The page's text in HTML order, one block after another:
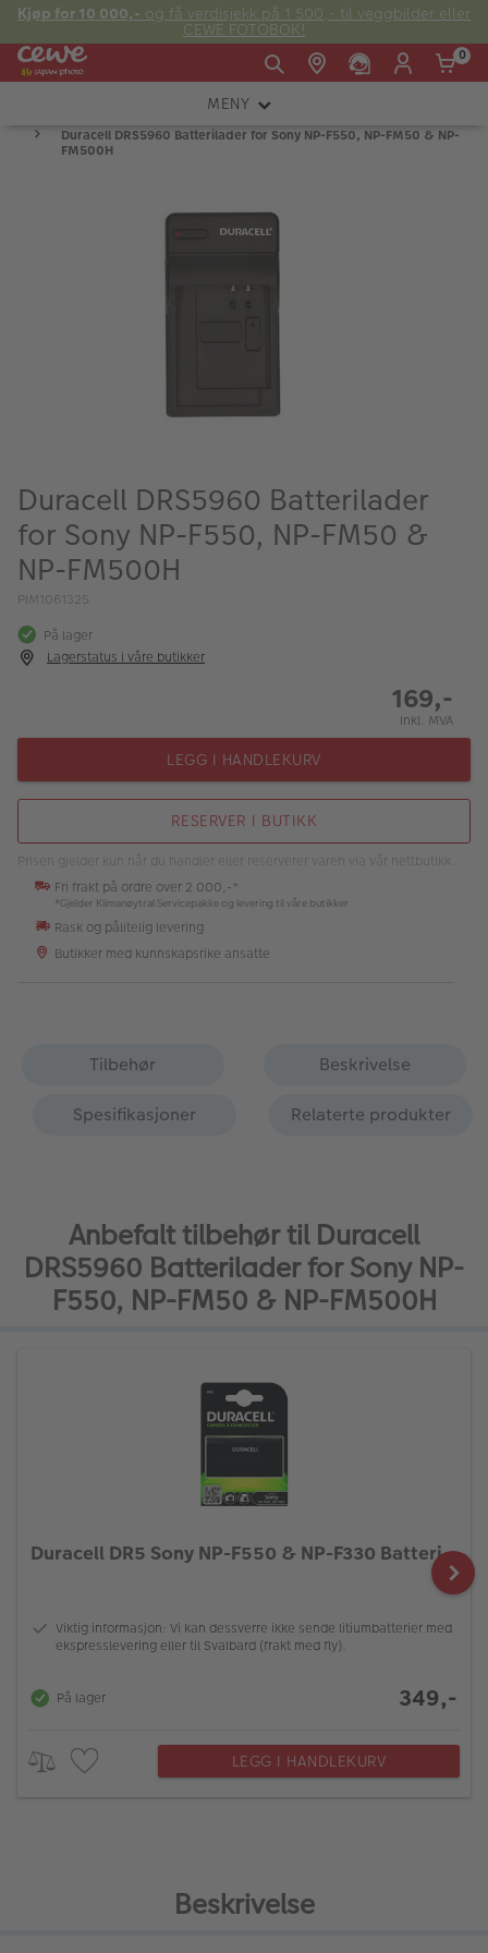
Kjøp for 10 000,- og få verdisjekk på 1 500,- til veggbilder eller
CEWE FOTOBOK!
Man -
09:00 -
Søndag: 14:00 -
E-post:
kundeservice@japanphoto.no
0
MENY
KAMERA
ALBUM
Kampanjer
Merker
Lagersalg
Fotokurs
Inspirasjon
Duracell DRS5960 Batterilader for Sony NP-F550, NP-FM50 & NP-
FM500H
Duracell DRS5960 Batterilader
for Sony NP-F550, NP-FM50 &
NP-FM500H
PIM1061325
På lager
Lagerstatus i våre butikker
169,-
Inkl. MVA
LEGG I HANDLEKURV
RESERVER I BUTIKK
Prisen gjelder kun når du handler eller reserverer varen via vår nettbutikk.
Fri frakt på ordre over 2 000,-*
*Gjelder Klimanøytral Servicepakke og levering til våre butikker
Rask og pålitelig levering
Butikker med kunnskapsrike ansatte
Tilbehør
Beskrivelse
Spesifikasjoner
Relaterte produkter
Anbefalt tilbehør til Duracell
DRS5960 Batterilader for Sony NP-
F550, NP-FM50 & NP-FM500H
Duracell DR5 Sony NP-F550 & NP-F330 Batteri
Viktig informasjon: Vi kan dessverre ikke sende litiumbatterier med
ekspresslevering eller til Svalbard (frakt med fly).
På lager 349,-
LEGG I HANDLEKURV
Beskrivelse